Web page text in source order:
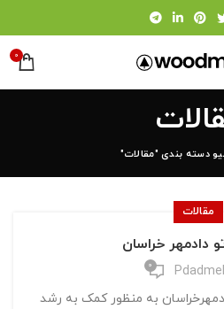
0
دسته بندی "مقالات"
مقالات
دادمهر خراسان
0
به منظور کمک به رشد